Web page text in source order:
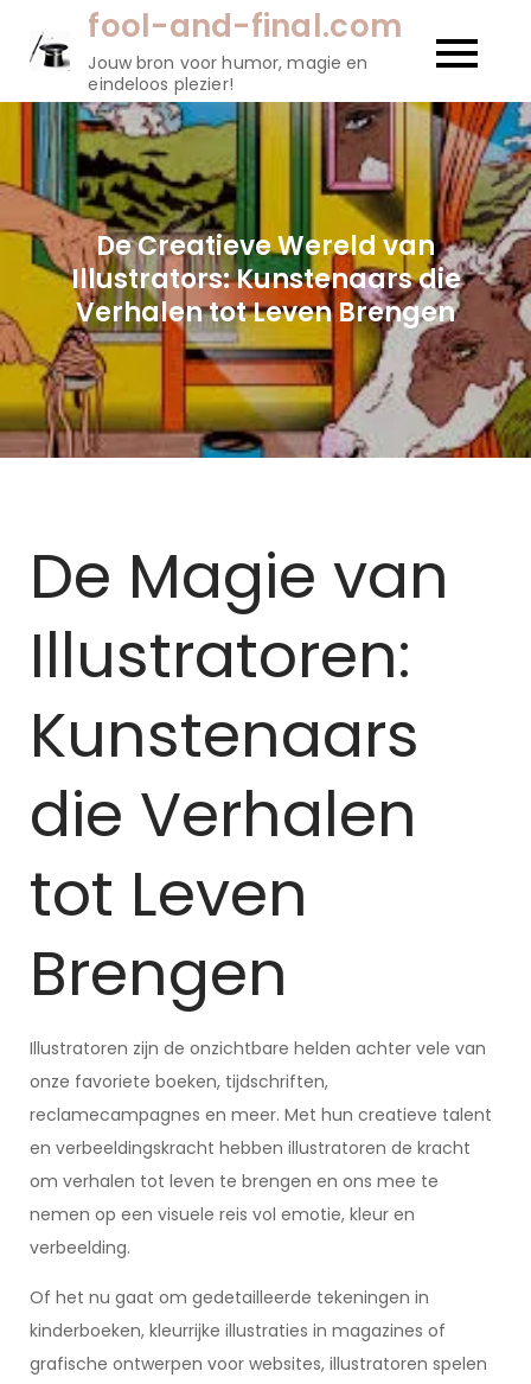
fool-and-final.com
Jouw bron voor humor, magie en
eindeloos plezier!
De Creatieve Wereld van
Illustrators: Kunstenaars die
Verhalen tot Leven Brengen
De Magie van
Illustratoren:
Kunstenaars
die Verhalen
tot Leven
Brengen
Illustratoren zijn de onzichtbare helden achter vele van
onze favoriete boeken, tijdschriften,
reclamecampagnes en meer. Met hun creatieve talent
en verbeeldingskracht hebben illustratoren de kracht
om verhalen tot leven te brengen en ons mee te
nemen op een visuele reis vol emotie, kleur en
verbeelding.
Of het nu gaat om gedetailleerde tekeningen in
kinderboeken, kleurrijke illustraties in magazines of
grafische ontwerpen voor websites, illustratoren spelen